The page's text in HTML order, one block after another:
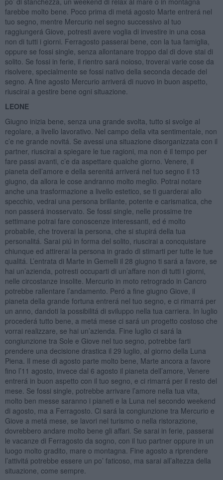
farebbe molto bene. Poco prima di metá agosto Marte entrerá nel
tuo segno, mentre Mercurio nel segno successivo al tuo
raggiungerá Giove, potresti avere voglia di investire in una cosa
non di tutti i giorni. Ferragosto passerai bene, con la tua famiglia,
oppure se fossi single, senza allontanare troppo dal di dove stai di
solito. Se fossi in ferie, il rientro sará noioso, troverai varie cose da
risolvere, specialmente se fossi nativo della seconda decade del
segno. A fine agosto Mercurio arriverá di nuovo in buon aspetto,
riuscirai a gestire bene ogni situazione.
LEONE
Giugno inizia bene, senza una grande svolta, tutto si svolge al
regolare, a livello lavorativo. Nel campo della vita sentimentale, non
c’e ne grande novitá. Se avessi una situazione disorganizzata con il
partner, riuscirai a spiegare le tue ragioni, ma non é il tempo per
fare passi avanti, c’e da aspettare qualche giorno. Venere, il
pianeta dell’amore e della serenitá arriverá nel tuo segno il 13
giugno, da allora le cose andranno molto meglio. Potrai notare
anche una trasformazione a livello estetico, se ti guarderai allo
specchio, vedrai una persona brillante, potente e carismatica, che
non passerá inosservato. Se fossi single, nelle prossime tre
settimane potrai fare conoscenze interessanti, ed é molto
probabile, che troverai la persona, che si stupirá della tua
personalitá. Sarai piú in forma del solito, riuscirai a concquistare
chiunque ed attirerai la persona in grado di stimarti per tutte le tue
qualitá. L’entrata di Marte in Gemelli il 28 giugno ti sará a favore, se
hai un’azienda, potresti occuparti di un’affare non di tutti i giorni,
nelle circostanze insolite. Mercurio in moto retrogrado in Cancro
potrebbe rallentare l’andamento. Peró a fine giugno Giove, il
pianeta della grande fortuna entrerá nel tuo segno, e ci rimarrá per
un anno, dandoti la possibilitá di sviluppo nella tua carriera. In luglio
procederá tutto bene, a metá mese ci sará un progetto costoso che
vorrai realizzare, se hai un’azienda. Fine luglio ci sará la
congiunzione tra Sole e Giove nel tuo segno, potrebbe farti
prendere una decisione drastica il 29 luglio, al giorno della Luna
Piena. Il mese di agosto parte molto bene, Marte ancora a favore
fino l’11 agosto, invece dal 6 agosto il pianeta dell’amore, Venere
entrerá in buon aspetto con il tuo segno, e ci rimarrá per il resto del
mese. Se fossi single, potrebbe arrivare l’amore nella tua vita,
molto ben messe saranno i pianeti e la Luna nel secondo weekend
di agosto, ma a Ferragosto. Ci sará la congiunzione tra Mercurio e
Giove a metá mese, se lavori nel turismo o nella ristorazione,
dovrebbero andare molto bene gli affari. Se sarai in ferie, passerai
le vacanze di Ferragosto da sogno, con il tuo partner oppure in un
luogo molto gradito, mare o montagna. Fine agosto a riprendere
l’attivitá potrebbe essere un po’ faticoso, ma sarai all’altezza della
situazione, come sempre.